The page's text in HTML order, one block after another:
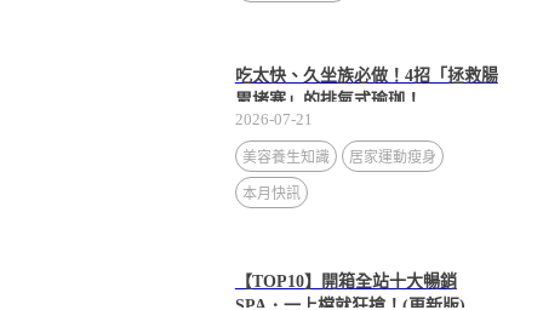
吃太快、久坐族必做！4招「拯救腸
胃堵塞」的排氣式瑜珈！
2026-07-21
美容養生知識 居家運動瘦身
本月快訊
【TOP10】開箱全站十大暢銷
SPA．一上檔就狂搶！(更新版)